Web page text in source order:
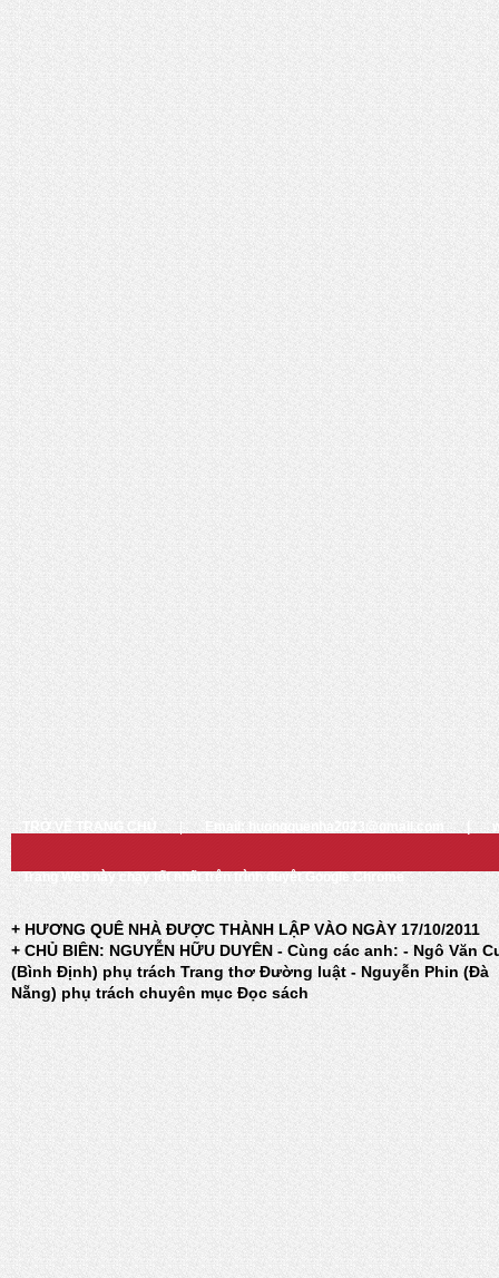
TRỞ VỀ TRANG CHỦ Email: huongquenha2023@gmail.com
Trang Web này chạy tốt nhất trên trình duyệt Google Chrome
+ HƯƠNG QUÊ NHÀ ĐƯỢC THÀNH LẬP VÀO NGÀY 17/10/2011
+ CHỦ BIÊN: NGUYỄN HỮU DUYÊN - Cùng các anh: - Ngô Văn
(Bình Định) phụ trách Trang thơ Đường luật - Nguyễn Phin (Đà
Nẵng) phụ trách chuyên mục Đọc sách